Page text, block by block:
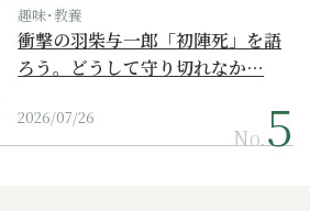
趣味･教養
衝撃の羽柴与一郎「初陣死」を語
ろう。どうして守り切れなか…
2026/07/26
No.